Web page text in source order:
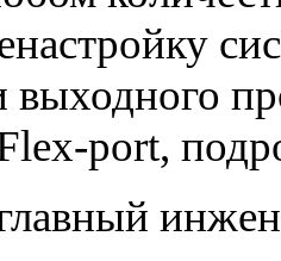
выходного
port,